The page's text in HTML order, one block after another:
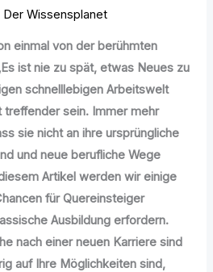
Der Wissensplanet
einmal von der berühmten
ist nie zu spät, etwas Neues zu
schnelllebigen Arbeitswelt
treffender sein. Immer mehr
sie nicht an ihre ursprüngliche
und neue berufliche Wege
Artikel werden wir einige
für Quereinsteiger
Ausbildung erfordern.
nach einer neuen Karriere sind
auf Ihre Möglichkeiten sind,